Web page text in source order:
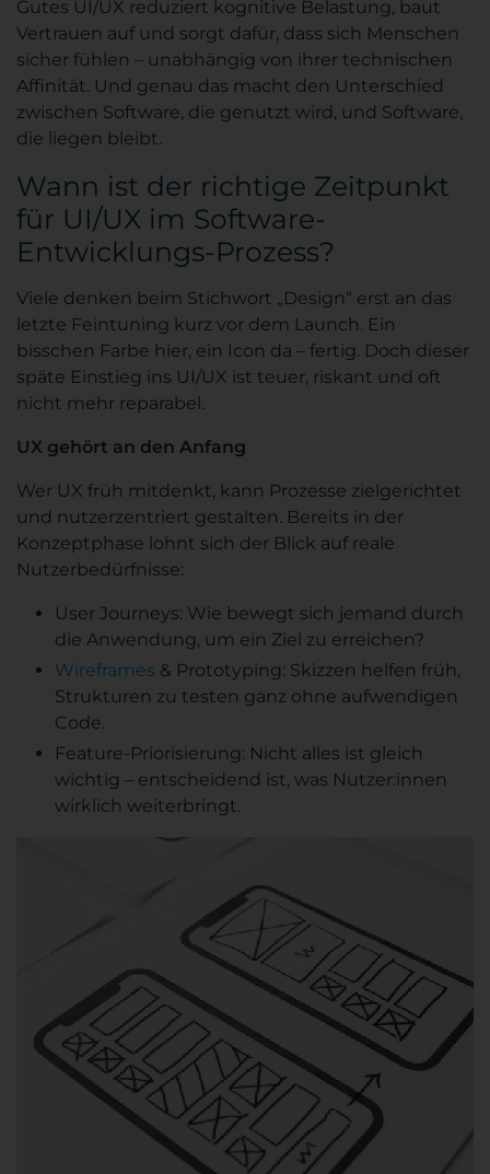
Gutes UI/UX reduziert kognitive Belastung, baut
Vertrauen auf und sorgt dafür, dass sich Menschen
sicher fühlen – unabhängig von ihrer technischen
Affinität. Und genau das macht den Unterschied
zwischen Software, die genutzt wird, und Software,
die liegen bleibt.
Wann ist der richtige Zeitpunkt
für UI/UX im Software-
Entwicklungs-Prozess?
Viele denken beim Stichwort „Design“ erst an das
letzte Feintuning kurz vor dem Launch. Ein
bisschen Farbe hier, ein Icon da – fertig. Doch dieser
späte Einstieg ins UI/UX ist teuer, riskant und oft
nicht mehr reparabel.
UX gehört an den Anfang
Wer UX früh mitdenkt, kann Prozesse zielgerichtet
und nutzerzentriert gestalten. Bereits in der
Konzeptphase lohnt sich der Blick auf reale
Nutzerbedürfnisse:
User Journeys: Wie bewegt sich jemand durch
die Anwendung, um ein Ziel zu erreichen?
Wireframes & Prototyping: Skizzen helfen früh,
Strukturen zu testen ganz ohne aufwendigen
Code.
Feature-Priorisierung: Nicht alles ist gleich
wichtig – entscheidend ist, was Nutzer:innen
wirklich weiterbringt.